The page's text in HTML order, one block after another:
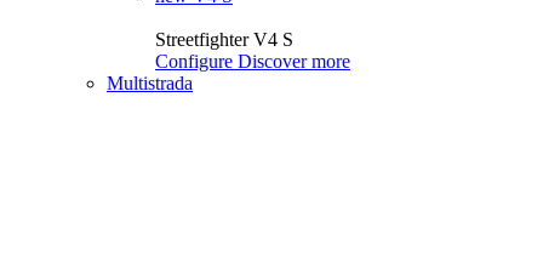
Streetfighter V4 S
Configure Discover more
Multistrada